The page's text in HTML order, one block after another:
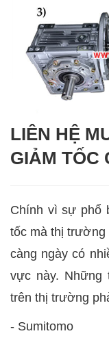
LIÊN HỆ
GIẢM TỐC
Chính vì sự phổ
tốc mà thị trường
càng ngày có
vực này. Những
trên thị trường
- Sumitomo